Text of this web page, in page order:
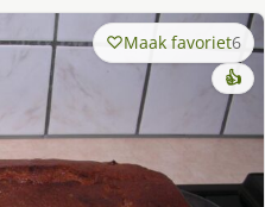
Maak favoriet6
👍